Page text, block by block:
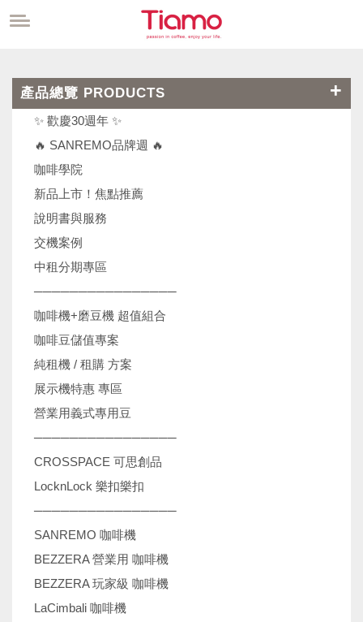
產品總覽 PRODUCTS
✨ 歡慶30週年 ✨
🔥 SANREMO品牌週 🔥
咖啡學院
新品上市！焦點推薦
說明書與服務
交機案例
中租分期專區
────────────────
咖啡機+磨豆機 超值組合
咖啡豆儲值專案
純租機 / 租購 方案
展示機特惠 專區
營業用義式專用豆
────────────────
CROSSPACE 可思創品
LocknLock 樂扣樂扣
────────────────
SANREMO 咖啡機
BEZZERA 營業用 咖啡機
BEZZERA 玩家級 咖啡機
LaCimbali 咖啡機